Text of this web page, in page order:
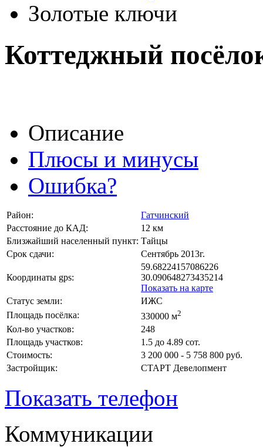
Золотые ключи
Коттеджный
Описание
Плюсы и минусы
Ошибка?
Район:
Гатчинский
Расстояние до КАД:
12 км
Близжайший населенный пункт: Тайцы
Срок сдачи:
Сентябрь 2013г.
Координаты gps:
59.68224157086226
30.090648273435214
Показать на карте
Статус земли:
ИЖС
Площадь посёлка:
330000 м2
Кол-во участков:
248
Площадь участков:
1.5 до 4.89 сот.
Стоимость:
3 200 000 - 5 758 800 руб.
Застройщик:
СТАРТ Девелопмент
Показать телефон
Коммуникации